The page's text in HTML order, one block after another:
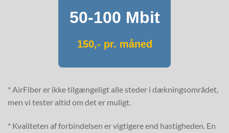
50-100 Mbit
150,- pr. måned
* AirFiber er ikke tilgængeligt alle steder i dækningsområdet,
men vi tester altid om det er muligt.
* Kvaliteten af forbindelsen er vigtigere end hastigheden. En